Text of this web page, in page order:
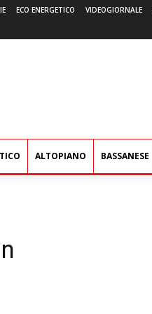
ECO ENERGETICO VIDEOGIORNALE
ALTOPIANO BASSANESE